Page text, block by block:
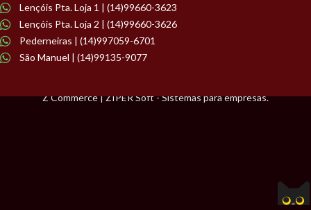
Lençóis Pta. Loja 1 | (14)99660-3623
Lençóis Pta. Loja 2 | (14)99660-3626
Pederneiras | (14)997059-6701
São Manuel | (14)99135-9077
Z Commerce | ZIPER Soft - Sistemas para empresas.